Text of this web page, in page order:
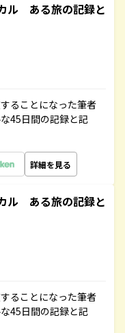
ル ある旅の記録と
ることになった筆者
45日間の記録と記
詳細を見る
ル ある旅の記録と
ることになった筆者
45日間の記録と記